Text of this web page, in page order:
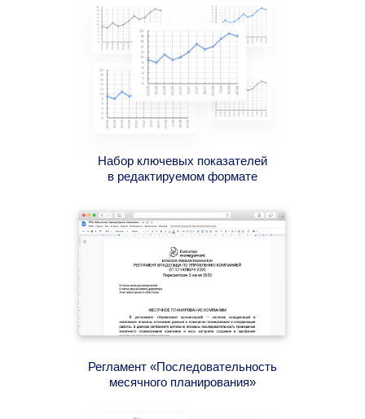
Регламент «Последовательность
месячного планирования»
Набор ключевых показателей
в редактируемом формате